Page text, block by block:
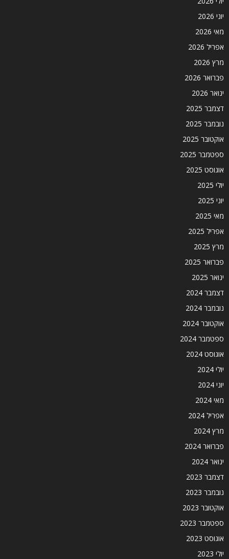
יוני 2026
מאי 2026
אפריל 2026
מרץ 2026
פברואר 2026
ינואר 2026
דצמבר 2025
נובמבר 2025
אוקטובר 2025
ספטמבר 2025
אוגוסט 2025
יולי 2025
יוני 2025
מאי 2025
אפריל 2025
מרץ 2025
פברואר 2025
ינואר 2025
דצמבר 2024
נובמבר 2024
אוקטובר 2024
ספטמבר 2024
אוגוסט 2024
יולי 2024
יוני 2024
מאי 2024
אפריל 2024
מרץ 2024
פברואר 2024
ינואר 2024
דצמבר 2023
נובמבר 2023
אוקטובר 2023
ספטמבר 2023
אוגוסט 2023
יולי 2023